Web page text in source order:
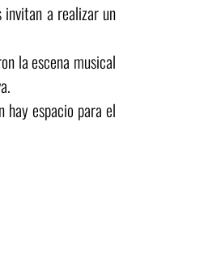
invitan a realizar un
la escena musical
hay espacio para el